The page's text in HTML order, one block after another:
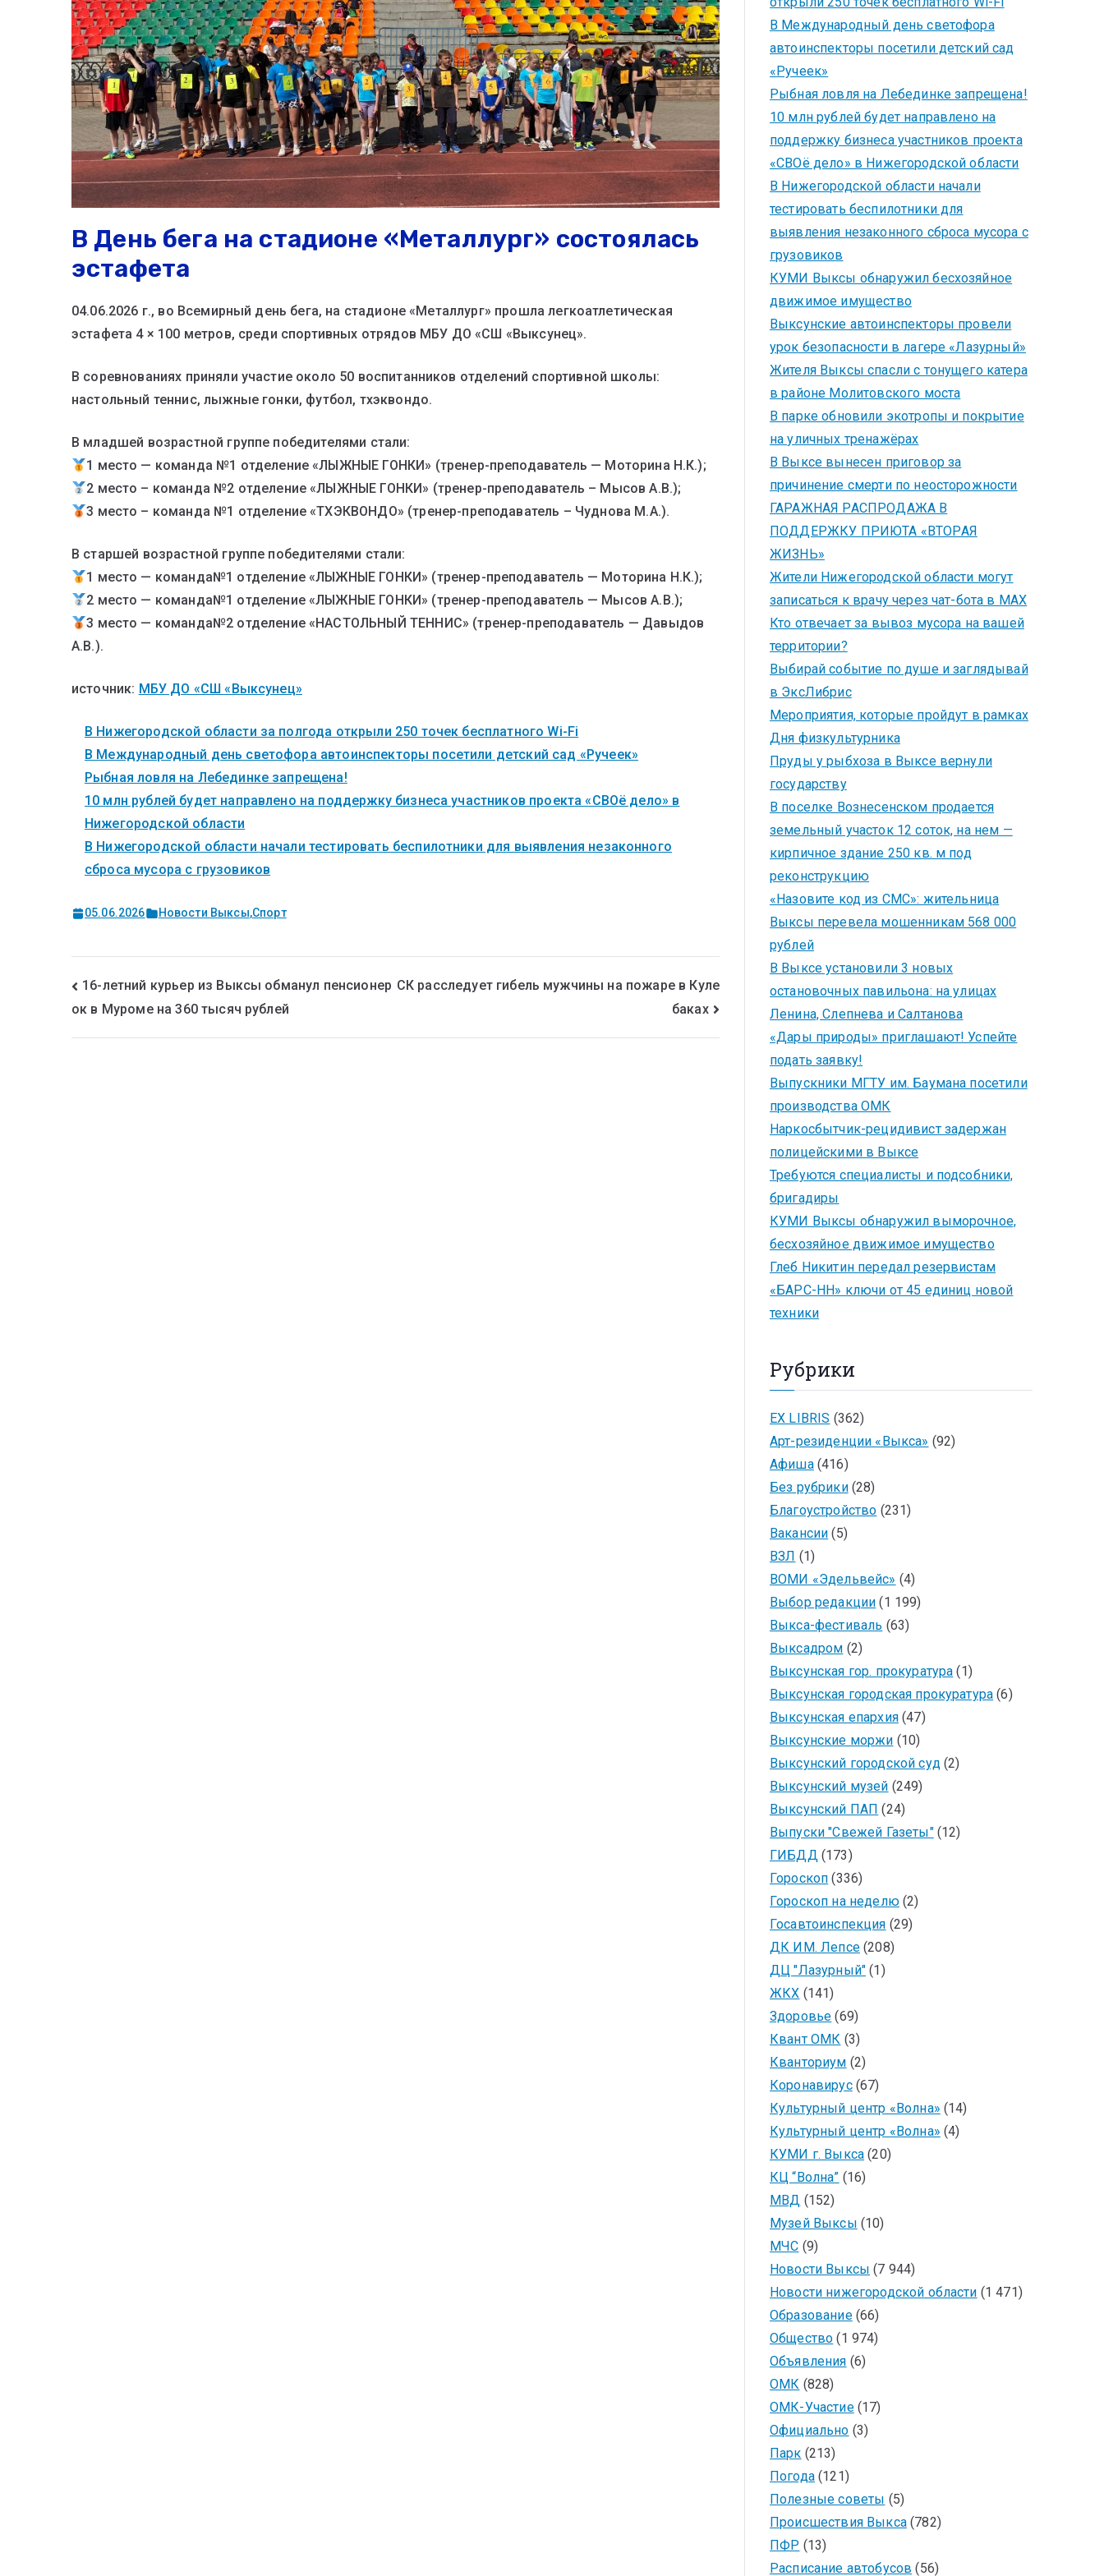
В День бега на стадионе «Металлург» состоялась
эстафета
04.06.2026 г., во Всемирный день бега, на стадионе «Металлург» прошла легкоатлетическая
эстафета 4 × 100 метров, среди спортивных отрядов МБУ ДО «СШ «Выксунец».
В соревнованиях приняли участие около 50 воспитанников отделений спортивной школы:
настольный теннис, лыжные гонки, футбол, тхэквондо.
В младшей возрастной группе победителями стали:
1 место — команда №1 отделение «ЛЫЖНЫЕ ГОНКИ» (тренер-преподаватель — Моторина Н.К.);
2 место – команда №2 отделение «ЛЫЖНЫЕ ГОНКИ» (тренер-преподаватель – Мысов А.В.);
3 место – команда №1 отделение «ТХЭКВОНДО» (тренер-преподаватель – Чуднова М.А.).
В старшей возрастной группе победителями стали:
1 место — команда№1 отделение «ЛЫЖНЫЕ ГОНКИ» (тренер-преподаватель — Моторина Н.К.);
2 место — команда№1 отделение «ЛЫЖНЫЕ ГОНКИ» (тренер-преподаватель — Мысов А.В.);
3 место — команда№2 отделение «НАСТОЛЬНЫЙ ТЕННИС» (тренер-преподаватель — Давыдов
А.В.).
источник: МБУ ДО «СШ «Выксунец»
В Нижегородской области за полгода открыли 250 точек бесплатного Wi-Fi
В Международный день светофора автоинспекторы посетили детский сад «Ручеек»
Рыбная ловля на Лебединке запрещена!
10 млн рублей будет направлено на поддержку бизнеса участников проекта «СВОё дело» в
Нижегородской области
В Нижегородской области начали тестировать беспилотники для выявления незаконного
сброса мусора с грузовиков
05.06.2026 Новости Выксы,Спорт
16-летний курьер из Выксы обманул пенсионер
ок в Муроме на 360 тысяч рублей
СК расследует гибель мужчины на пожаре в Куле
баках
В Международный день светофора
автоинспекторы посетили детский сад
«Ручеек»
Рыбная ловля на Лебединке запрещена!
10 млн рублей будет направлено на
поддержку бизнеса участников проекта
«СВОё дело» в Нижегородской области
В Нижегородской области начали
тестировать беспилотники для
выявления незаконного сброса мусора с
грузовиков
КУМИ Выксы обнаружил бесхозяйное
движимое имущество
Выксунские автоинспекторы провели
урок безопасности в лагере «Лазурный»
Жителя Выксы спасли с тонущего катера
в районе Молитовского моста
В парке обновили экотропы и покрытие
на уличных тренажёрах
В Выксе вынесен приговор за
причинение смерти по неосторожности
ГАРАЖНАЯ РАСПРОДАЖА В
ПОДДЕРЖКУ ПРИЮТА «ВТОРАЯ
ЖИЗНЬ»
Жители Нижегородской области могут
записаться к врачу через чат-бота в MAX
Кто отвечает за вывоз мусора на вашей
территории?
Выбирай событие по душе и заглядывай
в ЭксЛибрис
Мероприятия, которые пройдут в рамках
Дня физкультурника
Пруды у рыбхоза в Выксе вернули
государству
В поселке Вознесенском продается
земельный участок 12 соток, на нем —
кирпичное здание 250 кв. м под
реконструкцию
«Назовите код из СМС»: жительница
Выксы перевела мошенникам 568 000
рублей
В Выксе установили 3 новых
остановочных павильона: на улицах
Ленина, Слепнева и Салтанова
«Дары природы» приглашают! Успейте
подать заявку!
Выпускники МГТУ им. Баумана посетили
производства ОМК
Наркосбытчик-рецидивист задержан
полицейскими в Выксе
Требуются специалисты и подсобники,
бригадиры
КУМИ Выксы обнаружил выморочное,
бесхозяйное движимое имущество
Глеб Никитин передал резервистам
«БАРС-НН» ключи от 45 единиц новой
техники
Рубрики
EX LIBRIS (362)
Арт-резиденции «Выкса» (92)
Афиша(416)
Без рубрики(28)
Благоустройство (231)
Вакансии (5)
ВЗЛ (1)
ВОМИ «Эдельвейс» (4)
Выбор редакции (1 199)
Выкса-фестиваль (63)
Выксадром (2)
Выксунская гор. прокуратура (1)
Выксунская городская прокуратура (6)
Выксунская епархия(47)
Выксунские моржи (10)
Выксунский городской суд(2)
Выксунский музей (249)
Выксунский ПАП (24)
Выпуски "Свежей Газеты"(12)
ГИБДД(173)
Гороскоп (336)
Гороскоп на неделю(2)
Госавтоинспекция (29)
ДК ИМ. Лепсе(208)
ДЦ "Лазурный" (1)
ЖКХ (141)
Здоровье (69)
Квант ОМК (3)
Кванториум (2)
Коронавирус(67)
Культурный центр «Волна» (14)
Культурный центр «Волна» (4)
КУМИ г. Выкса (20)
КЦ “Волна” (16)
МВД (152)
Музей Выксы (10)
МЧС (9)
Новости Выксы (7 944)
Новости нижегородской области (1 471)
Образование(66)
Общество (1 974)
Объявления (6)
ОМК (828)
ОМК-Участие(17)
Официально (3)
Парк (213)
Погода(121)
Полезные советы (5)
Происшествия Выкса(782)
ПФР (13)
Расписание автобусов (56)